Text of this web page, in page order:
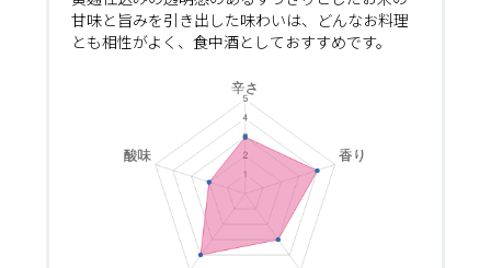
甘味と旨みを引き出した味わいは、どんなお料理
とも相性がよく、食中酒としておすすめです。